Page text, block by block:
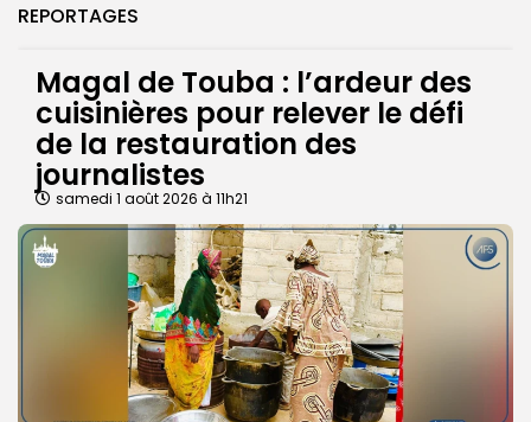
REPORTAGES
Magal de Touba : l’ardeur des
cuisinières pour relever le défi
de la restauration des
journalistes
samedi 1 août 2026 à 11h21